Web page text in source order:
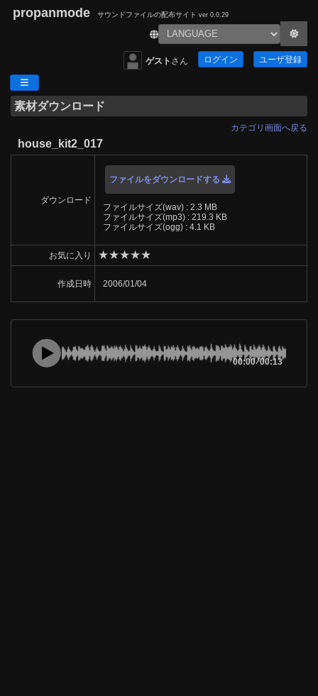
propanmode サウンドファイルの配布サイト ver 0.0.29
ゲスト さん ログイン ユーザ登録
素材ダウンロード
カテゴリ画面へ戻る
house_kit2_017
ダウンロード
ファイルをダウンロードする
ファイルサイズ(wav) : 2.3 MB
ファイルサイズ(mp3) : 219.3 KB
ファイルサイズ(ogg) : 4.1 KB
お気に入り ★★★★★
作成日時 2006/01/04
00:00/00:13